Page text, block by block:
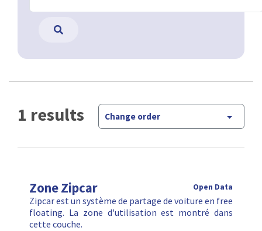
1 results Change order
Zone Zipcar Open Data
Zipcar est un système de partage de voiture en free
floating. La zone d'utilisation est montré dans
cette couche.